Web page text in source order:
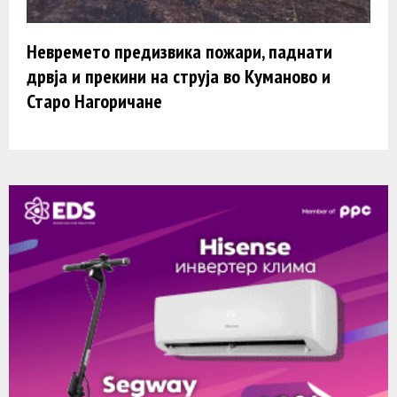
Невремето предизвика пожари, паднати
дрвја и прекини на струја во Куманово и
Старо Нагоричане